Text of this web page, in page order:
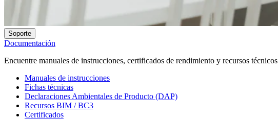
Soporte
Documentación
Encuentre manuales de instrucciones, certificados de rendimiento y recursos técnicos
Manuales de instrucciones
Fichas técnicas
Declaraciones Ambientales de Producto (DAP)
Recursos BIM / BC3
Certificados